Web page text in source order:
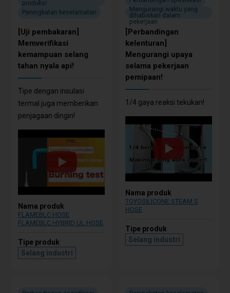
produksi
Peningkatan keselamatan
[Uji pembakaran]
Memverifikasi
kemampuan selang
tahan nyala api!
Tipe dengan insulasi
termal juga memberikan
penjagaan dingin!
Nama produk
FLAMEBLC HOSE
FLAMEBLC HYBRID UL HOSE
Tipe produk
Selang industri
Mengurangi waktu yang
dihabiskan dalam
pekerjaan
[Perbandingan
kelenturan]
Mengurangi upaya
selama pekerjaan
pemipaan!
1/4 gaya reaksi tekukan!
Nama produk
TOYOSILICONE STEAM S
HOSE
Tipe produk
Selang industri